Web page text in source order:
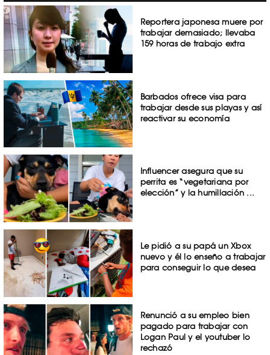
Reportera japonesa muere por
trabajar demasiado; llevaba
159 horas de trabajo extra
Barbados ofrece visa para
trabajar desde sus playas y así
reactivar su economía
Influencer asegura que su
perrita es “vegetariana por
elección” y la humillación ...
Le pidió a su papá un Xbox
nuevo y él lo enseño a trabajar
para conseguir lo que desea
Renunció a su empleo bien
pagado para trabajar con
Logan Paul y el youtuber lo
rechazó